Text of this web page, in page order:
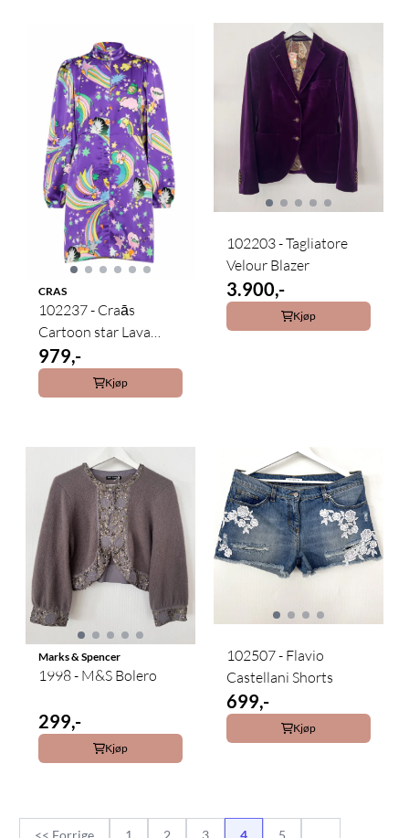
CRAS
102237 - Craās
Cartoon star Lava
Dress
979,-
Kjøp
102203 - Tagliatore
Velour Blazer
3.900,-
Kjøp
Marks & Spencer
1998 - M&S Bolero
299,-
Kjøp
102507 - Flavio
Castellani Shorts
699,-
Kjøp